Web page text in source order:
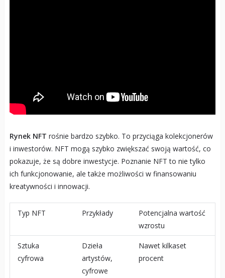
Rynek NFT rośnie bardzo szybko. To przyciąga kolekcjonerów
i inwestorów. NFT mogą szybko zwiększać swoją wartość, co
pokazuje, że są dobre inwestycje. Poznanie NFT to nie tylko
ich funkcjonowanie, ale także możliwości w finansowaniu
kreatywności i innowacji.
Typ NFT Przykłady
Potencjalna wartość
wzrostu
Sztuka
cyfrowa
Dzieła
artystów,
cyfrowe
Nawet kilkaset
procent